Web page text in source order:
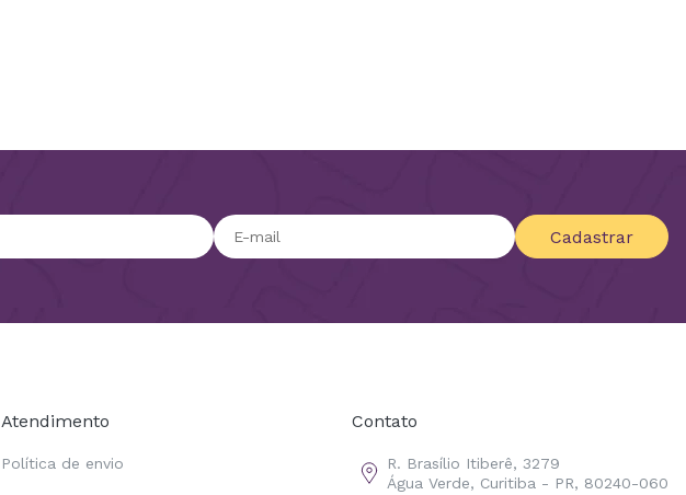
Cadastrar
Atendimento
Política de envio
Contato
R. Brasílio Itiberê, 3279
Água Verde, Curitiba - PR, 80240-060